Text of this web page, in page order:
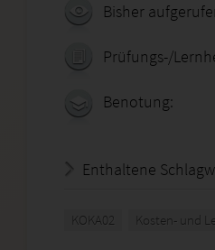
Bisher
Prüfungs-/
Benotung:
Enthaltene
KOKA02 Kosten- und